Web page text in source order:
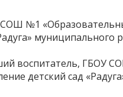
№1
муниципального
воспитатель, ГБОУ
детский сад